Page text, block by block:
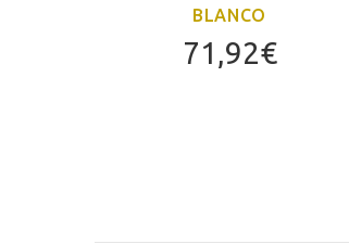
BLANCO
71,92€